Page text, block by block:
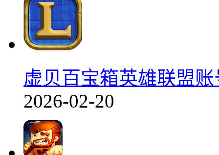
虚贝百宝箱英雄联盟
2026-02-20